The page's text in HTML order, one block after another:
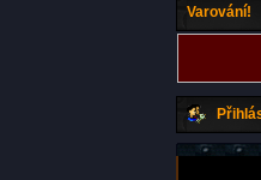
Varování!